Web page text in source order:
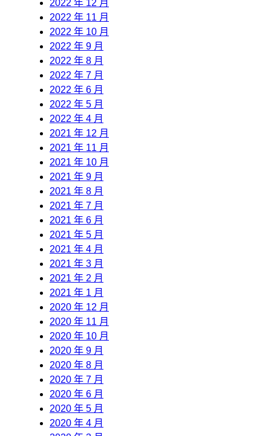
2022 年 12 月
2022 年 11 月
2022 年 10 月
2022 年 9 月
2022 年 8 月
2022 年 7 月
2022 年 6 月
2022 年 5 月
2022 年 4 月
2021 年 12 月
2021 年 11 月
2021 年 10 月
2021 年 9 月
2021 年 8 月
2021 年 7 月
2021 年 6 月
2021 年 5 月
2021 年 4 月
2021 年 3 月
2021 年 2 月
2021 年 1 月
2020 年 12 月
2020 年 11 月
2020 年 10 月
2020 年 9 月
2020 年 8 月
2020 年 7 月
2020 年 6 月
2020 年 5 月
2020 年 4 月